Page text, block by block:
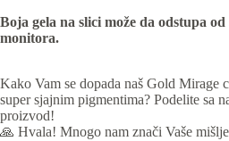
Boja gela na slici može da odstupa
monitora.
Kako Vam se dopada naš Gold Mirage
super sjajnim pigmentima? Podelite sa
proizvod!
🙏 Hvala! Mnogo nam znači Vaše